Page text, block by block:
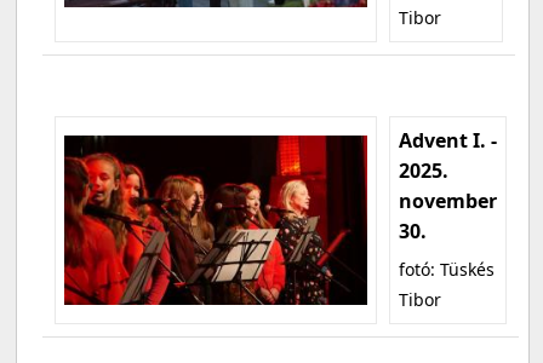
Tibor
Advent I. -
2025.
november
30.
fotó: Tüskés
Tibor